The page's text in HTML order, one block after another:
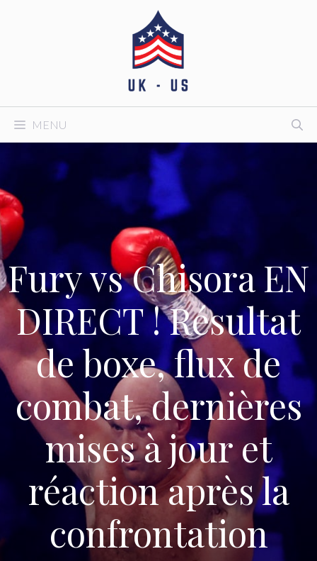
MENU
Fury vs Chisora ​​EN
DIRECT ! Résultat
de boxe, flux de
combat, dernières
mises à jour et
réaction après la
confrontation